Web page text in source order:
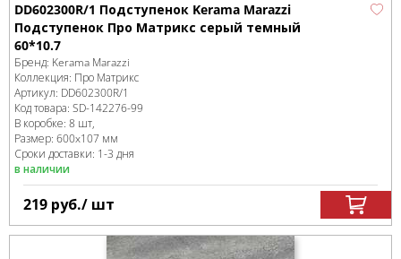
DD602300R/1 Подступенок Kerama Marazzi
Подступенок Про Матрикс серый темный
60*10.7
Бренд: Kerama Marazzi
Коллекция: Про Матрикс
Артикул: DD602300R/1
Код товара: SD-142276-99
В коробке: 8 шт,
Размер: 600x107 мм
Сроки доставки: 1-3 дня
в наличии
219 руб./ шт